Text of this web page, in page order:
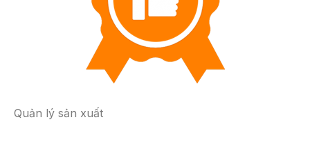
Quản lý sản xuất